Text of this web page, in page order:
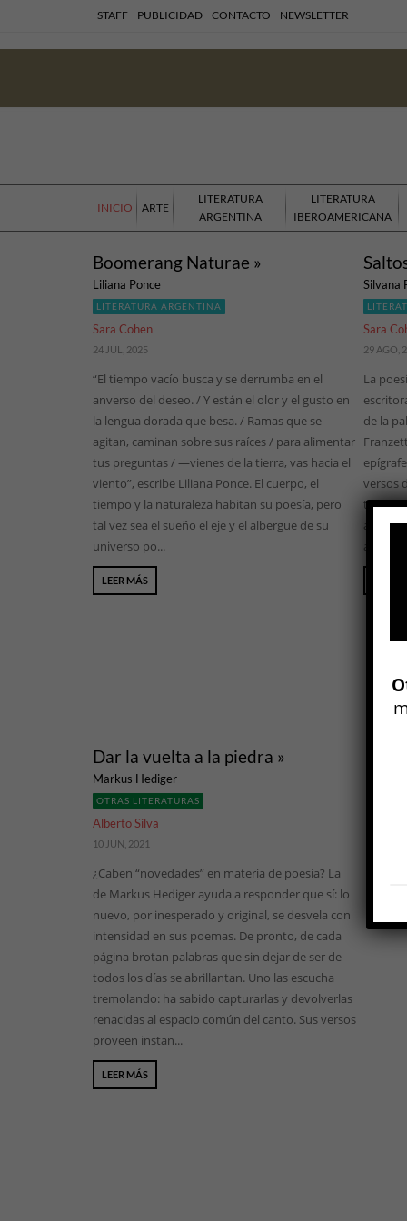
STAFF PUBLICIDAD CONTACTO NEWSLETTER
INICIO ARTE
LITERATURA
ARGENTINA
LITERATURA
IBEROAMERICANA
Boomerang Naturae »
Liliana Ponce
LITERATURA ARGENTINA
Sara Cohen
24 JUL, 2025
“El tiempo vacío busca y se derrumba en el
anverso del deseo. / Y están el olor y el gusto en
la lengua dorada que besa. / Ramas que se
agitan, caminan sobre sus raíces / para alimentar
tus preguntas / —vienes de la tierra, vas hacia el
viento”, escribe Liliana Ponce. El cuerpo, el
tiempo y la naturaleza habitan su poesía, pero
tal vez sea el sueño el eje y el albergue de su
universo po...
LEER MÁS
Dar la vuelta a la piedra »
Markus Hediger
OTRAS LITERATURAS
Alberto Silva
10 JUN, 2021
¿Caben “novedades” en materia de poesía? La
de Markus Hediger ayuda a responder que sí: lo
nuevo, por inesperado y original, se desvela con
intensidad en sus poemas. De pronto, de cada
página brotan palabras que sin dejar de ser de
todos los días se abrillantan. Uno las escucha
tremolando: ha sabido capturarlas y devolverlas
renacidas al espacio común del canto. Sus versos
proveen instan...
LEER MÁS
Silvana
Sara
29 AGO,
La
de la
versos
tintineo
aun así